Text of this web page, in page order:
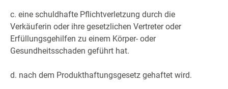
c. eine schuldhafte Pflichtverletzung durch die
Verkäuferin oder ihre gesetzlichen Vertreter oder
Erfüllungsgehilfen zu einem Körper- oder
Gesundheitsschaden geführt hat.
d. nach dem Produkthaftungsgesetz gehaftet wird.